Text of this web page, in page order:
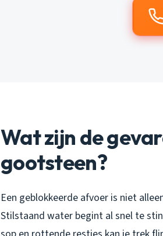
Wat zijn de
gootsteen?
Een geblokkeerde afvoer is niet
Stilstaand water begint al snel te